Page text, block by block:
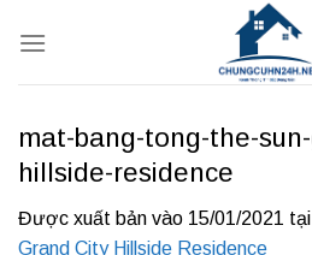
qua
mat-bang-tong-the-
hillside-residence
Được xuất bản vào 15/01/2021 tại
Grand City Hillside Residence